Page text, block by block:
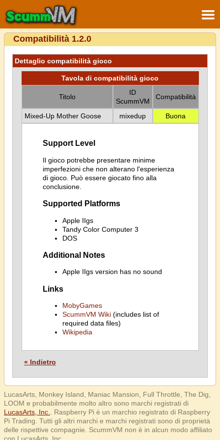
Compatibilità 1.2.0
Dettaglio compatibilità gioco
Tavola di compatibilità gioco
Titolo
ID
ScummVM
Compatibilità
Mixed-Up Mother Goose mixedup Buona
Support Level
Il gioco potrebbe presentare minime
imperfezioni che non alterano l'esperienza
di gioco. Può essere giocato fino alla
conclusione.
Supported Platforms
Apple IIgs
Tandy Color Computer 3
DOS
Additional Notes
Apple IIgs version has no sound
Links
MobyGames
ScummVM Wiki(includes list of
required data files)
Wikipedia
« Indietro
LucasArts, Monkey Island, Maniac Mansion, Full Throttle, The Dig,
LOOM e probabilmente molto altro sono marchi registrati di
LucasArts, Inc.
. Raspberry Pi è un marchio registrato di Raspberry
Pi Trading. Tutti gli altri marchi e marchi registrati sono di proprietà
delle rispettive compagnie. ScummVM non è in alcun modo affiliato